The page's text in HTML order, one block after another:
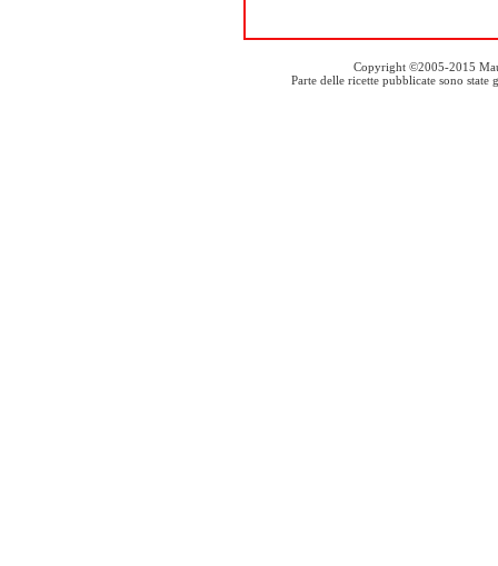
Copyright ©2005-2015
Parte delle ricette pubblicate sono state